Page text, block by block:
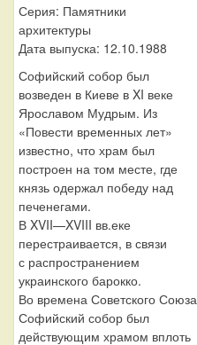
Серия: Памятники
архитектуры
Дата выпуска: 12.10.1988
Софийский собор был
возведен в Киеве в XI веке
Ярославом Мудрым. Из
«Повести временных лет»
известно, что храм был
построен на том месте, где
князь одержал победу над
печенегами.
В XVII—XVIII вв.еке
перестраивается, в связи
с распространением
украинского барокко.
Во времена Советского Союза
Софийский собор был
действующим храмом вплоть